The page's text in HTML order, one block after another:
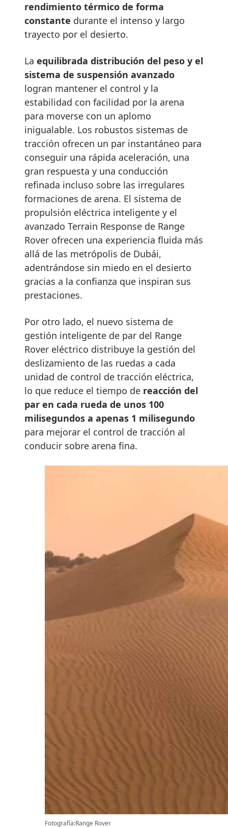
rendimiento térmico de forma
constante durante el intenso y largo
trayecto por el desierto.
La equilibrada distribución del peso y el
sistema de suspensión avanzado
logran mantener el control y la
estabilidad con facilidad por la arena
para moverse con un aplomo
inigualable. Los robustos sistemas de
tracción ofrecen un par instantáneo para
conseguir una rápida aceleración, una
gran respuesta y una conducción
refinada incluso sobre las irregulares
formaciones de arena. El sistema de
propulsión eléctrica inteligente y el
avanzado Terrain Response de Range
Rover ofrecen una experiencia fluida más
allá de las metrópolis de Dubái,
adentrándose sin miedo en el desierto
gracias a la confianza que inspiran sus
prestaciones.
Por otro lado, el nuevo sistema de
gestión inteligente de par del Range
Rover eléctrico distribuye la gestión del
deslizamiento de las ruedas a cada
unidad de control de tracción eléctrica,
lo que reduce el tiempo de reacción del
par en cada rueda de unos 100
milisegundos a apenas 1 milisegundo
para mejorar el control de tracción al
conducir sobre arena fina.
Fotografía:Range Rover